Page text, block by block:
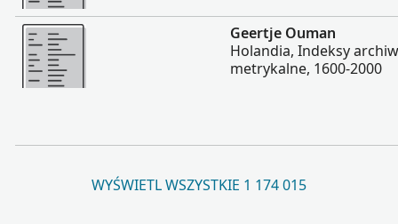
Więcej
Geertje Ouman
Holandia, Indeksy
metrykalne, 1600-2000
WYŚWIETL WSZYSTKIE 1 174 015